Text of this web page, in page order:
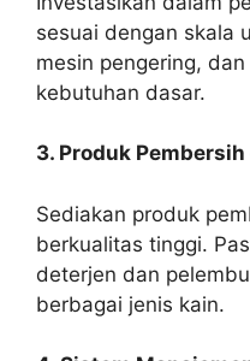
sesuai dengan skala
mesin pengering,
kebutuhan dasar.
3. Produk
Sediakan produk
berkualitas tinggi.
deterjen dan
berbagai jenis kain.